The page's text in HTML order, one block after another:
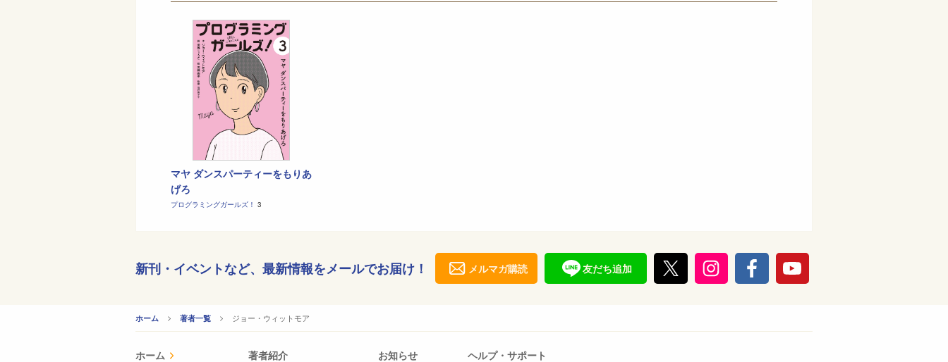
マヤ ダンスパーティーをもりあ
げろ
プログラミングガールズ！ 3
新刊・イベントなど、 最新情報をメールでお届け！ メルマガ購読 友だち追加
ホーム 著者一覧 CURRENT:
ジョー・ウィットモア
ホーム 著者紹介 お知らせ ヘルプ・サポート